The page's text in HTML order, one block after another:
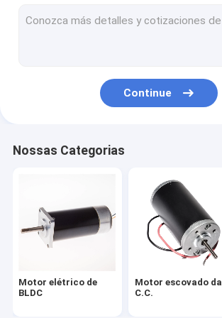
Micro motor da C.C.
Tampa do motor da C.C.
Continue
Nossas Categorias
Motor elétrico de
BLDC
Motor escovado da
C.C.